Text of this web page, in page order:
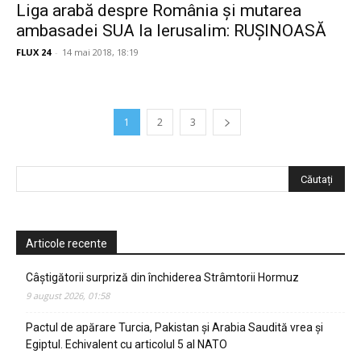
Liga arabă despre România și mutarea
ambasadei SUA la Ierusalim: RUȘINOASĂ
FLUX 24 - 14 mai 2018, 18:19
1 2 3
Articole recente
Câștigătorii surpriză din închiderea Strâmtorii Hormuz
9 august 2026, 01:58
Pactul de apărare Turcia, Pakistan și Arabia Saudită vrea și
Egiptul. Echivalent cu articolul 5 al NATO